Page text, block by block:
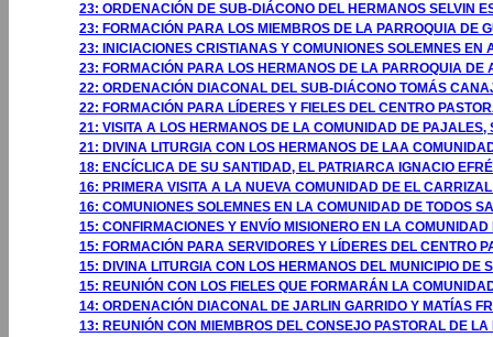
23: ORDENACIÓN DE SUB-DIÁCONO DEL HERMANOS SELVIN
23: FORMACIÓN PARA LOS MIEMBROS DE LA PARROQUIA DE
23: INICIACIONES CRISTIANAS Y COMUNIONES SOLEMNES EN
23: FORMACIÓN PARA LOS HERMANOS DE LA PARROQUIA
22: ORDENACIÓN DIACONAL DEL SUB-DIÁCONO TOMÁS
22: FORMACIÓN PARA LÍDERES Y FIELES DEL CENTRO
21: VISITA A LOS HERMANOS DE LA COMUNIDAD DE
21: DIVINA LITURGIA CON LOS HERMANOS DE LAA
18: ENCÍCLICA DE SU SANTIDAD, EL PATRIARCA IGNACIO
16: PRIMERA VISITA A LA NUEVA COMUNIDAD DE EL
16: COMUNIONES SOLEMNES EN LA COMUNIDAD DE TODOS
15: CONFIRMACIONES Y ENVÍO MISIONERO EN LA
15: FORMACIÓN PARA SERVIDORES Y LÍDERES DEL CENTRO
15: DIVINA LITURGIA CON LOS HERMANOS DEL MUNICIPIO DE
15: REUNIÓN CON LOS FIELES QUE FORMARÁN LA
14: ORDENACIÓN DIACONAL DE JARLIN GARRIDO Y MATÍAS
13: REUNIÓN CON MIEMBROS DEL CONSEJO PASTORAL DE